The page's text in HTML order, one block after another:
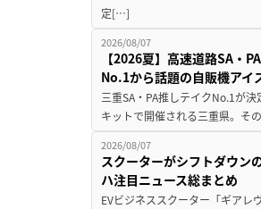
定[…]
2026/08/07
【2026夏】高速道路SA・
No.1から話題の自販機アイ
三重SA・PA推しテイクNo.1が
キットで開催される三重県。そ
2026/08/07
スクーターがシフトダウン
ハ注目ニュース総まとめ
EVビジネススクーター「ギアレ